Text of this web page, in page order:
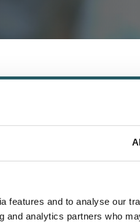
features and to analyse our
and analytics partners who